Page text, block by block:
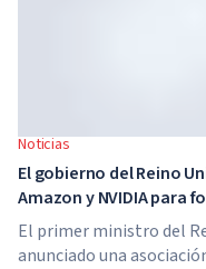
Noticias
El gobierno del Reino
Amazon y NVIDIA para
habilidades de IA
El primer ministro del
anunciado una